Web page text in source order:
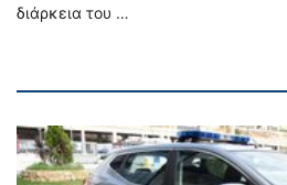
διάρκεια του …